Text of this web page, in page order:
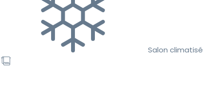
Salon climatisé